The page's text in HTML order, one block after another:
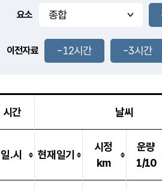
풍도
2.9
-
요소
이전자료 -12시간 -3시간
시간 날씨
일.시 현재일기
시정
km
운량
1/10